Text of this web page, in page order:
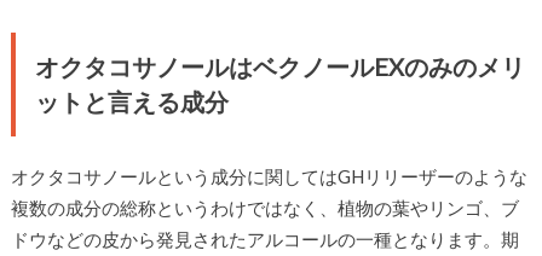
オクタコサノールはベクノールEXのみのメリ
ットと言える成分
オクタコサノールという成分に関してはGHリリーザーのような
複数の成分の総称というわけではなく、植物の葉やリンゴ、ブ
ドウなどの皮から発見されたアルコールの一種となります。期